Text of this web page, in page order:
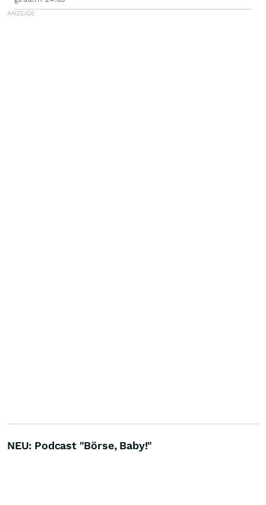
NEU: Podcast "Börse, Baby!"